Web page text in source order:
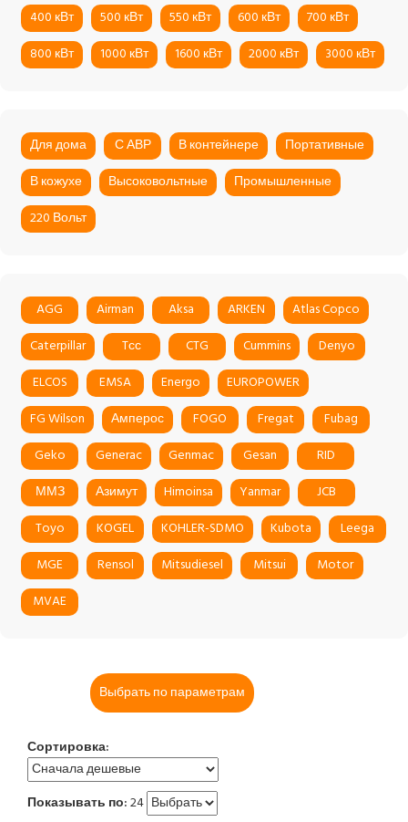
400 кВт
500 кВт 550 кВт 600 кВт
700 кВт
800 кВт
1000 кВт 1600 кВт 2000 кВт 3000 кВт
Для дома С АВР В контейнере
Портативные
В кожухе
Высоковольтные
Промышленные
220 Вольт
AGG Airman Aksa ARKEN
Atlas Copco
Caterpillar
Tсс CTG Cummins
Denyo
ELCOS
EMSA Energo
EUROPOWER
FG Wilson
Амперос FOGO Fregat
Fubag
Geko
Generac Genmac Gesan
RID
ММЗ
Азимут Himoinsa Yanmar
JCB
Toyo
KOGEL KOHLER-SDMO Kubota
Leega
MGE
Rensol Mitsudiesel Mitsui
Motor
MVAE
Выбрать по параметрам
Сортировка:
Показывать по:24